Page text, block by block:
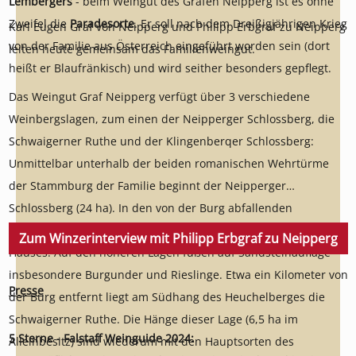
Zweifel die Paradesorte. Er soll nach dem Dreißigjährigen Krieg
von der Familie aus Österreich eingeführt worden sein (dort
heißt er Blaufränkisch) und wird seither besonders gepflegt.
Karl Eugen Graf von Neipperg und Philipp Erbgraf zu Neipperg
leiten heute gemeinsam das Familienweingut.
Das Weingut Graf Neipperg verfügt über 3 verschiedene
Weinbergslagen, zum einen der Neipperger Schlossberg, die
Schwaigerner Ruthe und der Klingenberqer Schlossberg:
Unmittelbar unterhalb der beiden romanischen Wehrtürme
der Stammburg der Familie beginnt der Neipperger
Schlossberg (24 ha). In den von der Burg abfallenden
Südhängen wachsen im Keuper die schweren Lemberger des
Hauses. Auf den höheren Lagen fußen auf Sandsteinauflage
insbesondere Burgunder und Rieslinge. Etwa ein Kilometer von
der Burg entfernt liegt am Südhang des Heuchelberges die
Schwaigerner Ruthe. Die Hänge dieser Lage (6,5 ha im
Alleinbesitz) sind wiederum mit den Hauptsorten des
Zum Winzerinterview mit Philipp Erbgraf zu Neipperg
Presse
5 Sterne - Falstaff Weinguide 2024: